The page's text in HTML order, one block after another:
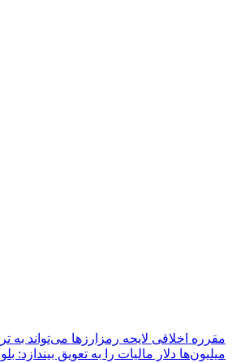
مقرره اخلاقی لایحه رمزارزها می‌تواند به
میلیون‌ها دلار مالیات را به تعویق بیندازد: